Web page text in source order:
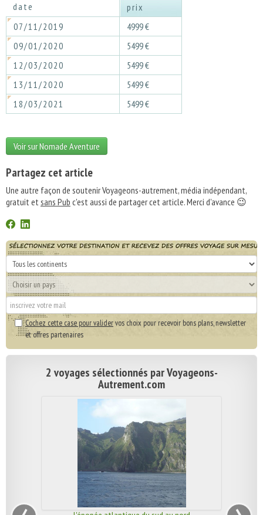
date
prix
07/11/2019
4999 €
09/01/2020
5499 €
12/03/2020
5499 €
13/11/2020
5499 €
18/03/2021
5499 €
Voir sur Nomade Aventure
Partagez cet article
Une autre façon de soutenir Voyageons-autrement, média indépendant,
gratuit etsans Pub c'est aussi de partager cet article. Merci d'avance 😉
Cochez cette case pour validervos choix pour recevoir bons plans, newsletter
et offres partenaires
2 voyages sélectionnés par Voyageons-
Autrement.com